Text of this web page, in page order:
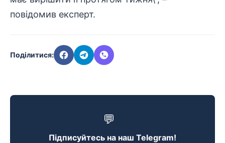
повідомив експерт.
Поділитися:
💬
Підписуйтесь на наш Telegram!